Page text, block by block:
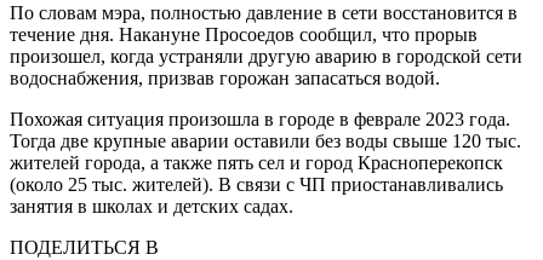
По словам мэра, полностью давление в сети восстановится в
течение дня. Накануне Просоедов сообщил, что прорыв
произошел, когда устраняли другую аварию в городской сети
водоснабжения, призвав горожан запасаться водой.
Похожая ситуация произошла в городе в феврале 2023 года.
Тогда две крупные аварии оставили без воды свыше 120 тыс.
жителей города, а также пять сел и город Красноперекопск
(около 25 тыс. жителей). В связи с ЧП приостанавливались
занятия в школах и детских садах.
ПОДЕЛИТЬСЯ В